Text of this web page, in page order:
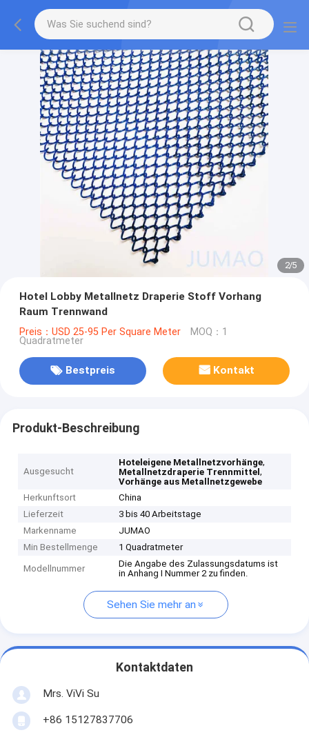
2/5
Hotel Lobby Metallnetz Draperie Stoff Vorhang
Raum Trennwand
Preis：USD 25-95 Per Square Meter MOQ：1
Quadratmeter
Bestpreis Kontakt
Produkt-Beschreibung
Ausgesucht
Hoteleigene Metallnetzvorhänge,
Metallnetzdraperie Trennmittel,
Vorhänge aus Metallnetzgewebe
Herkunftsort
China
Lieferzeit
3 bis 40 Arbeitstage
Markenname
JUMAO
Min Bestellmenge
1 Quadratmeter
Modellnummer
Die Angabe des Zulassungsdatums ist
in Anhang I Nummer 2 zu finden.
Sehen Sie mehr an
Kontaktdaten
Mrs. ViVi Su
+86 15127837706